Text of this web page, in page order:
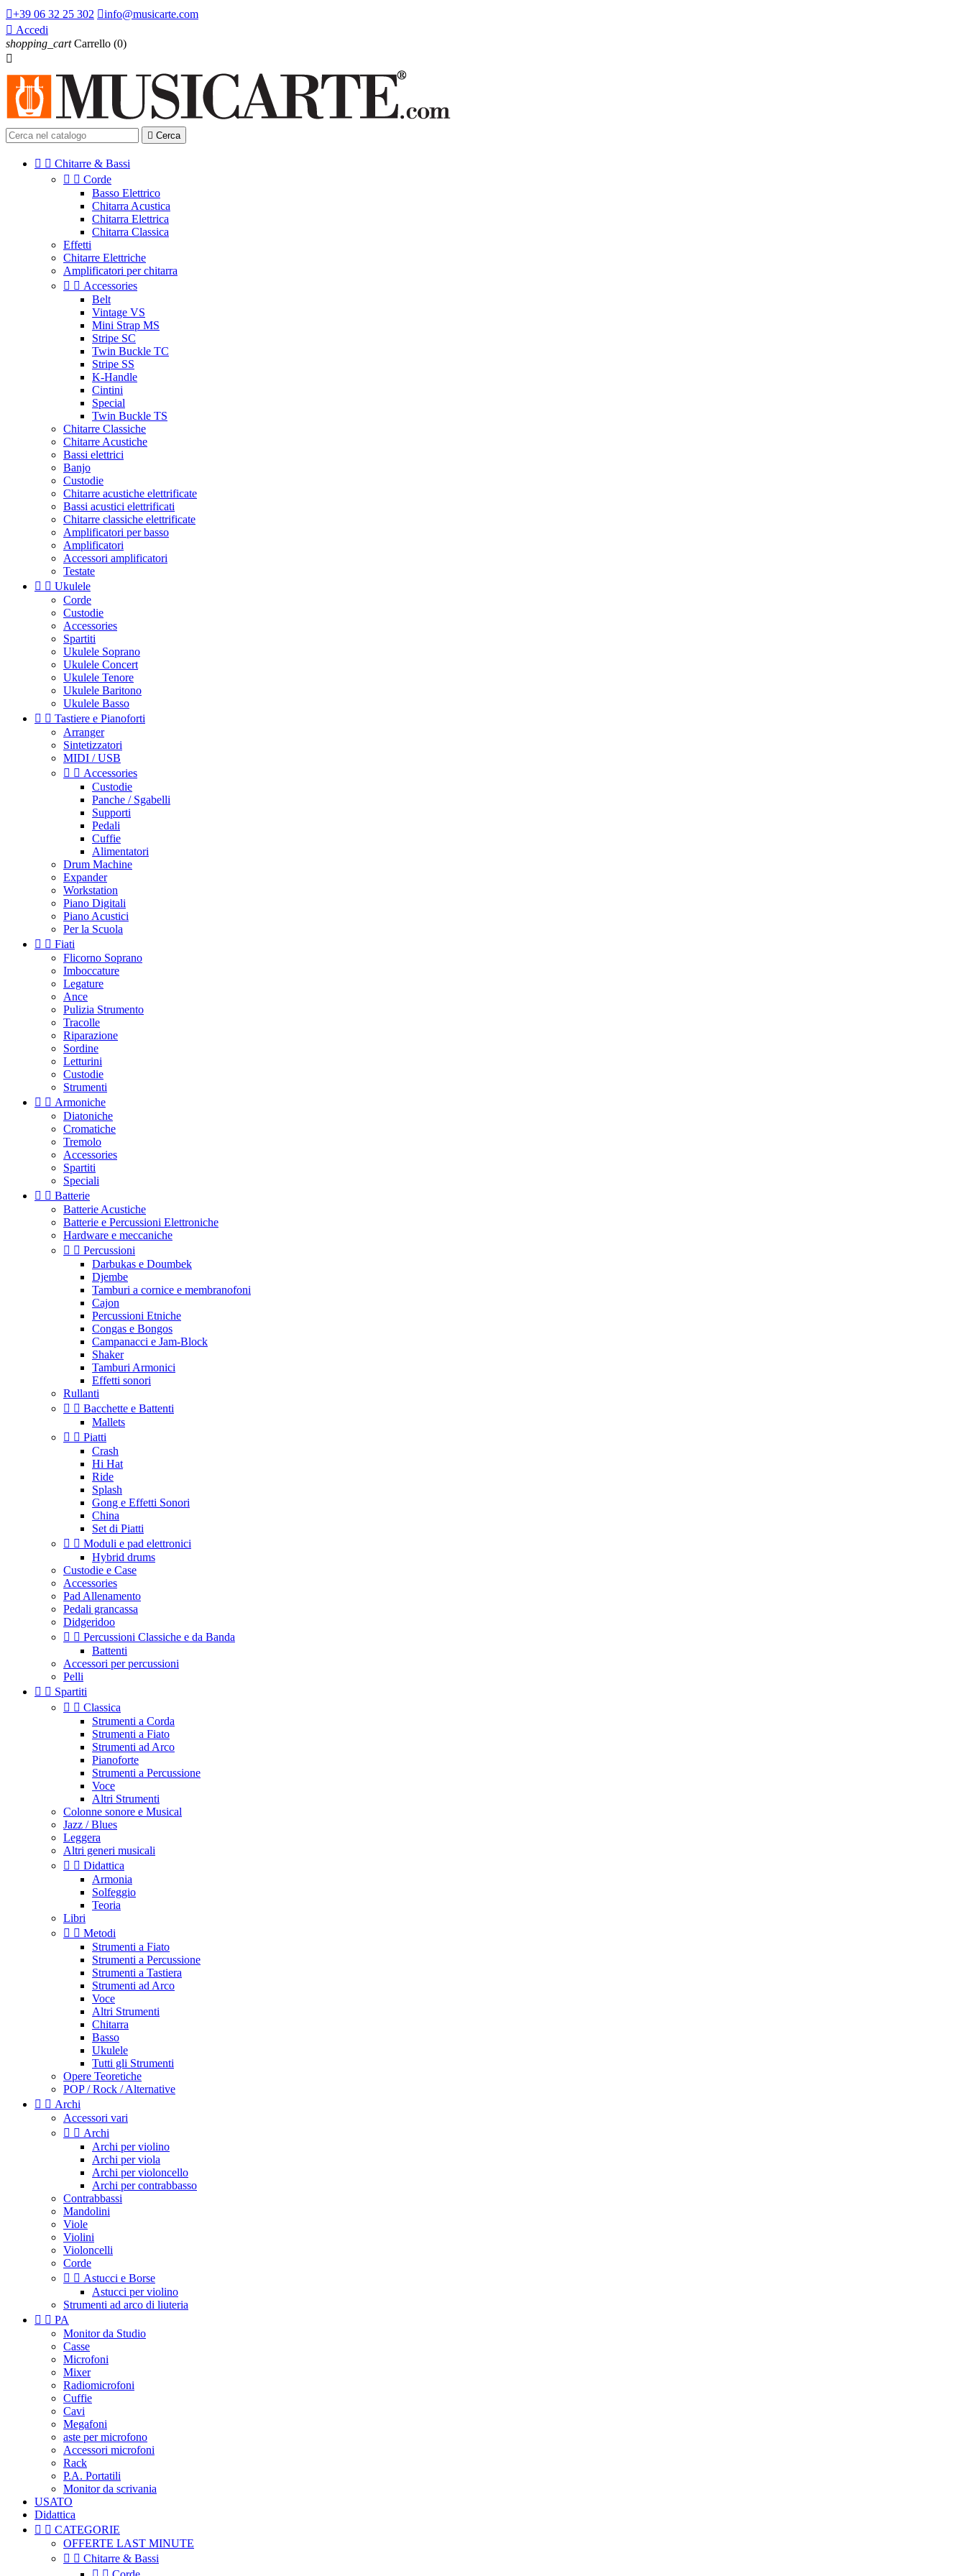
+39 06 32 25 302 info@musicarte.com
 Accedi
shopping_cart Carrello (0)

 Cerca
  Chitarre & Bassi
  Corde
Basso Elettrico
Chitarra Acustica
Chitarra Elettrica
Chitarra Classica
Effetti
Chitarre Elettriche
Amplificatori per chitarra
  Accessories
Belt
Vintage VS
Mini Strap MS
Stripe SC
Twin Buckle TC
Stripe SS
K-Handle
Cintini
Special
Twin Buckle TS
Chitarre Classiche
Chitarre Acustiche
Bassi elettrici
Banjo
Custodie
Chitarre acustiche elettrificate
Bassi acustici elettrificati
Chitarre classiche elettrificate
Amplificatori per basso
Amplificatori
Accessori amplificatori
Testate
  Ukulele
Corde
Custodie
Accessories
Spartiti
Ukulele Soprano
Ukulele Concert
Ukulele Tenore
Ukulele Baritono
Ukulele Basso
  Tastiere e Pianoforti
Arranger
Sintetizzatori
MIDI / USB
  Accessories
Custodie
Panche / Sgabelli
Supporti
Pedali
Cuffie
Alimentatori
Drum Machine
Expander
Workstation
Piano Digitali
Piano Acustici
Per la Scuola
  Fiati
Flicorno Soprano
Imboccature
Legature
Ance
Pulizia Strumento
Tracolle
Riparazione
Sordine
Letturini
Custodie
Strumenti
  Armoniche
Diatoniche
Cromatiche
Tremolo
Accessories
Spartiti
Speciali
  Batterie
Batterie Acustiche
Batterie e Percussioni Elettroniche
Hardware e meccaniche
  Percussioni
Darbukas e Doumbek
Djembe
Tamburi a cornice e membranofoni
Cajon
Percussioni Etniche
Congas e Bongos
Campanacci e Jam-Block
Shaker
Tamburi Armonici
Effetti sonori
Rullanti
  Bacchette e Battenti
Mallets
  Piatti
Crash
Hi Hat
Ride
Splash
Gong e Effetti Sonori
China
Set di Piatti
  Moduli e pad elettronici
Hybrid drums
Custodie e Case
Accessories
Pad Allenamento
Pedali grancassa
Didgeridoo
  Percussioni Classiche e da Banda
Battenti
Accessori per percussioni
Pelli
  Spartiti
  Classica
Strumenti a Corda
Strumenti a Fiato
Strumenti ad Arco
Pianoforte
Strumenti a Percussione
Voce
Altri Strumenti
Colonne sonore e Musical
Jazz / Blues
Leggera
Altri generi musicali
  Didattica
Armonia
Solfeggio
Teoria
Libri
  Metodi
Strumenti a Fiato
Strumenti a Percussione
Strumenti a Tastiera
Strumenti ad Arco
Voce
Altri Strumenti
Chitarra
Basso
Ukulele
Tutti gli Strumenti
Opere Teoretiche
POP / Rock / Alternative
  Archi
Accessori vari
  Archi
Archi per violino
Archi per viola
Archi per violoncello
Archi per contrabbasso
Contrabbassi
Mandolini
Viole
Violini
Violoncelli
Corde
  Astucci e Borse
Astucci per violino
Strumenti ad arco di liuteria
  PA
Monitor da Studio
Casse
Microfoni
Mixer
Radiomicrofoni
Cuffie
Cavi
Megafoni
aste per microfono
Accessori microfoni
Rack
P.A. Portatili
Monitor da scrivania
USATO
Didattica
  CATEGORIE
OFFERTE LAST MINUTE
  Chitarre & Bassi